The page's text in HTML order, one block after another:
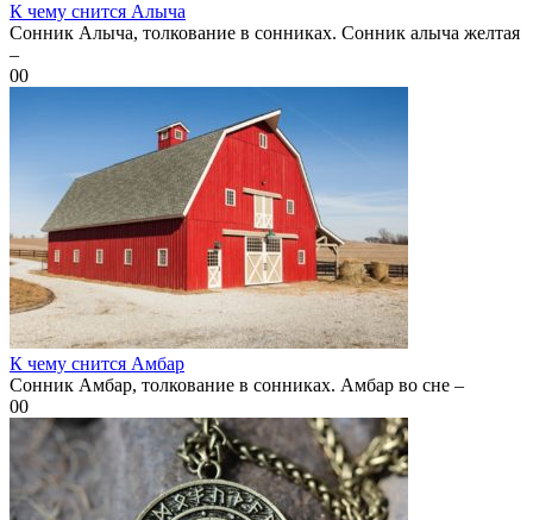
К чему снится Алыча
Сонник Алыча, толкование в сонниках. Сонник алыча желтая
–
00
К чему снится Амбар
Сонник Амбар, толкование в сонниках. Амбар во сне –
00